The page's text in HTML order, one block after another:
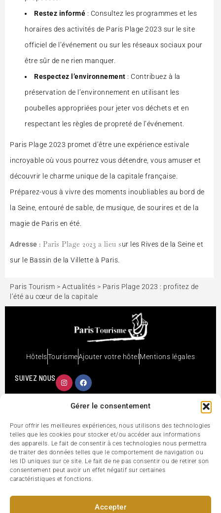
Gérer le consentement
Pour offrir les meilleures expériences, nous utilisons des technologies
telles que les cookies pour stocker et/ou accéder aux informations
des appareils. Le fait de consentir à ces technologies nous permettra
de traiter des données telles que le comportement de navigation ou
les ID uniques sur ce site. Le fait de ne pas consentir ou de retirer son
consentement peut avoir un effet négatif sur certaines
caractéristiques et fonctions.
Accepter
Restez informé : Consultez les programmes et les
horaires des activités de Paris Plage 2023 sur le site
officiel de l’événement ou sur les réseaux sociaux pour
être sûr de ne rien manquer.
Respectez l’environnement : Contribuez à la
préservation de l’environnement en utilisant les
poubelles appropriées pour jeter vos déchets et en
respectant les règles de propreté de l’événement.
Paris Plage 2023 promet d’être une expérience estivale
incroyable où vous pourrez vous détendre, vous amuser et
découvrir le charme unique de la capitale française.
Préparez-vous à vivre des moments inoubliables au bord de
la Seine, entouré de sable, de musique, de sourires et de la
magie de Paris en été.
Adresse : Paris Plage 2023 a lieu sur les Rives de la Seine et
sur le Bassin de la Villette à Paris.
Paris Tourism > Actualités > Paris Plage 2023 : profitez de
l’été au cœur de la capitale
HôtelsTourismeAjouter votre hôtel Mentions légales
SUIVEZ NOUS
Copyright Paris-tourism.com © 1996 - 2026 Tous droits
réservés.